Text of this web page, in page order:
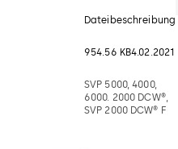
Dateibeschreibung
954.56 KB4.02.2021
SVP 5000, 4000,
6000. 2000 DCW®,
SVP 2000 DCW® F